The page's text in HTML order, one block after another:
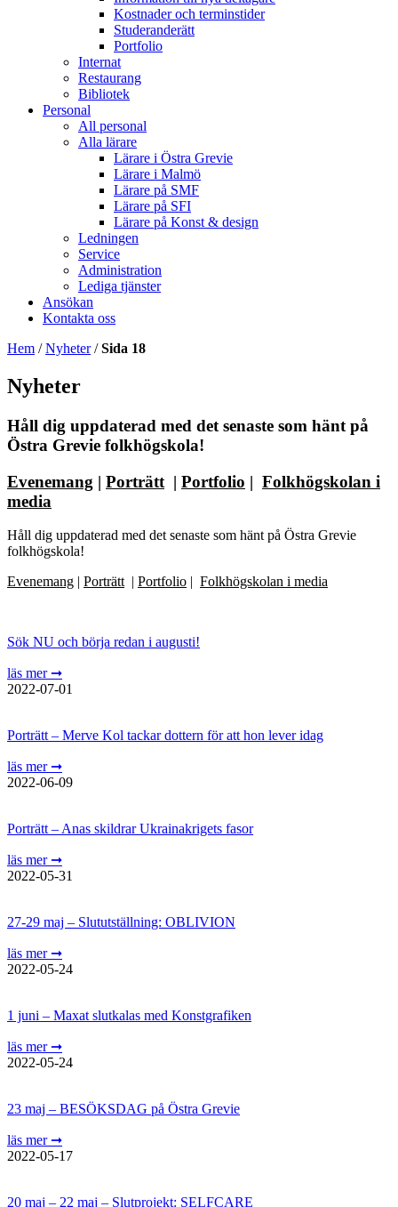
Kostnader och terminstider
Studeranderätt
Portfolio
Internat
Restaurang
Bibliotek
Personal
All personal
Alla lärare
Lärare i Östra Grevie
Lärare i Malmö
Lärare på SMF
Lärare på SFI
Lärare på Konst & design
Ledningen
Service
Administration
Lediga tjänster
Ansökan
Kontakta oss
Hem /Nyheter/Sida 18
Nyheter
Håll dig uppdaterad med det senaste som hänt på
Östra Grevie folkhögskola!
Evenemang | Porträtt | Portfolio | Folkhögskolan i
media
Håll dig uppdaterad med det senaste som hänt på Östra Grevie
folkhögskola!
Evenemang | Porträtt | Portfolio | Folkhögskolan i media
Sök NU och börja redan i augusti!
läs mer ➞
2022-07-01
Porträtt – Merve Kol tackar dottern för att hon lever idag
läs mer ➞
2022-06-09
Porträtt – Anas skildrar Ukrainakrigets fasor
läs mer ➞
2022-05-31
27-29 maj – Slututställning: OBLIVION
läs mer ➞
2022-05-24
1 juni – Maxat slutkalas med Konstgrafiken
läs mer ➞
2022-05-24
23 maj – BESÖKSDAG på Östra Grevie
läs mer ➞
2022-05-17
20 maj – 22 maj – Slutprojekt: SELFCARE